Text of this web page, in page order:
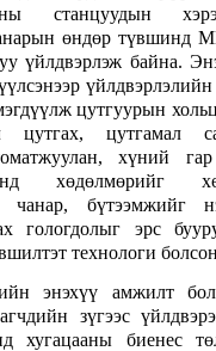
станцуудын
өндөр түвшинд
үйлдвэрлэж байна.
цутгуурын хольц
цутгах, цутгамал
хүний гар
хөдөлмөрийг
чанар, бүтээмжийг
гологдолыг эрс
технологи
энэхүү амжилт
зүгээс
хугацааны биенес